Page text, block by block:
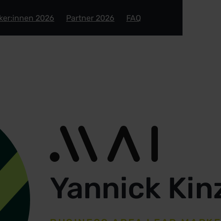
2026 Partner 2026 FAQ
Yannick